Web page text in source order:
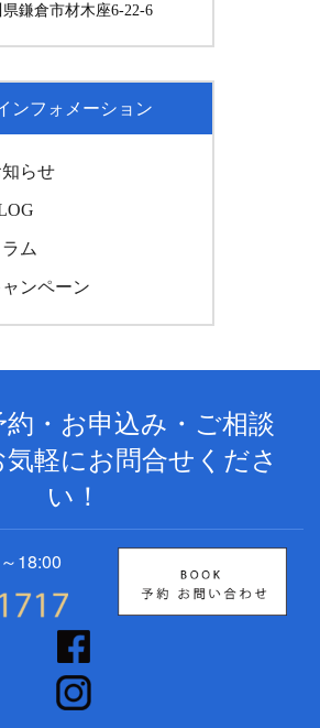
鎌倉市材木座6-22-6
ンフォメーション
らせ
ム
ンペーン
・お申込み・ご相談
軽にお問合せくださ
い！
18:00